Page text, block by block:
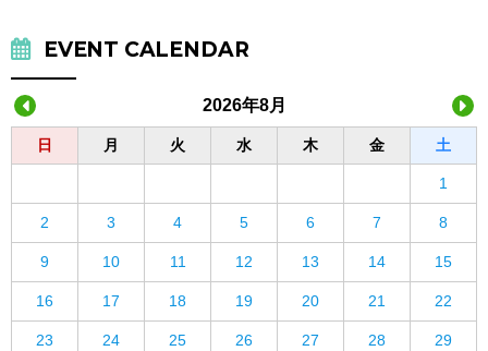
EVENT CALENDAR
2026年8月
日 月 火 水 木 金 土
1
2 3 4 5 6 7 8
9 10 11 12 13 14 15
16 17 18 19 20 21 22
23 24 25 26 27 28 29